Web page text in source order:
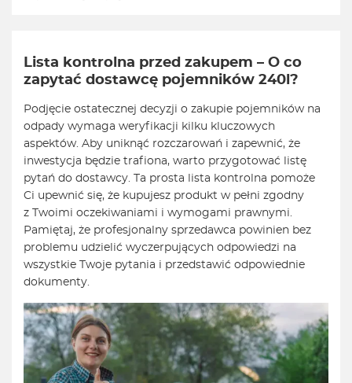
Lista kontrolna przed zakupem – O co
zapytać dostawcę pojemników 240l?
Podjęcie ostatecznej decyzji o zakupie pojemników na
odpady wymaga weryfikacji kilku kluczowych
aspektów. Aby uniknąć rozczarowań i zapewnić, że
inwestycja będzie trafiona, warto przygotować listę
pytań do dostawcy. Ta prosta lista kontrolna pomoże
Ci upewnić się, że kupujesz produkt w pełni zgodny
z Twoimi oczekiwaniami i wymogami prawnymi.
Pamiętaj, że profesjonalny sprzedawca powinien bez
problemu udzielić wyczerpujących odpowiedzi na
wszystkie Twoje pytania i przedstawić odpowiednie
dokumenty.